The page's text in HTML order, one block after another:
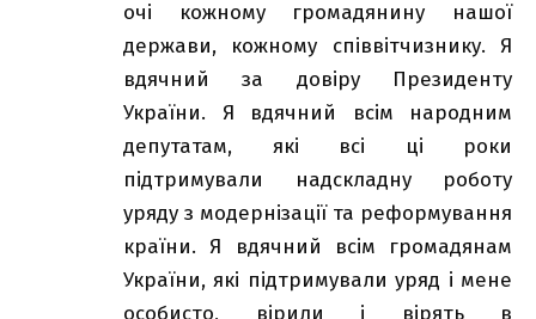
очі кожному громадянину нашої
держави, кожному співвітчизнику. Я
вдячний за довіру Президенту
України. Я вдячний всім народним
депутатам, які всі ці роки
підтримували надскладну роботу
уряду з модернізації та реформування
країни. Я вдячний всім громадянам
України, які підтримували уряд і мене
особисто, вірили і вірять в